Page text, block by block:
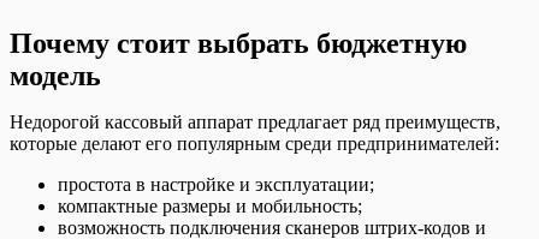
Почему стоит выбрать бюджетную
модель
Недорогой кассовый аппарат предлагает ряд преимуществ,
которые делают его популярным среди предпринимателей:
простота в настройке и эксплуатации;
компактные размеры и мобильность;
возможность подключения сканеров штрих-кодов и